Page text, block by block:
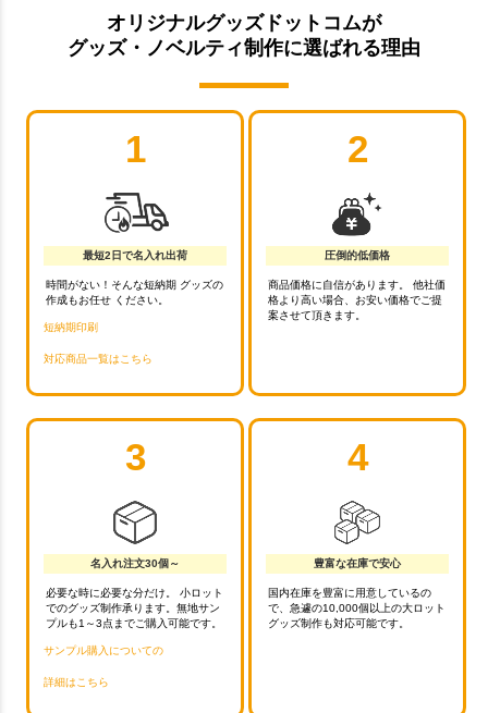
オリジナルグッズドットコムが
グッズ・ノベルティ制作に選ばれる理由
1
最短2日で名入れ出荷
時間がない！そんな短納期 グッズの
作成もお任せ ください。
短納期印刷
対応商品一覧はこちら
2
圧倒的低価格
商品価格に自信があります。 他社価
格より高い場合、お安い価格でご提
案させて頂きます。
3
名入れ注文30個～
必要な時に必要な分だけ。 小ロット
でのグッズ制作承ります。無地サン
プルも1～3点までご購入可能です。
サンプル購入についての
詳細はこちら
4
豊富な在庫で安心
国内在庫を豊富に用意しているの
で、急遽の10,000個以上の大ロット
グッズ制作も対応可能です。